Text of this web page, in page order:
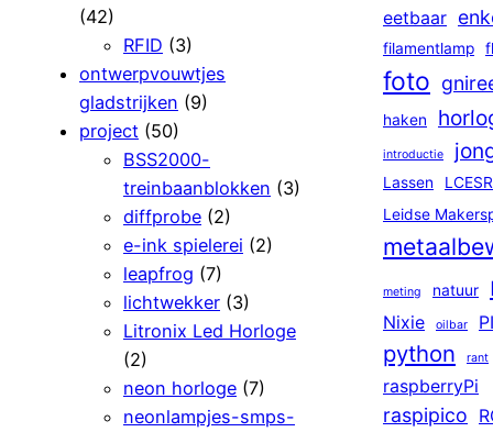
(42)
RFID (3)
ontwerpvouwtjes
gladstrijken (9)
project (50)
BSS2000-
treinbaanblokken (3)
diffprobe (2)
e-ink spielerei (2)
leapfrog (7)
lichtwekker (3)
Litronix Led Horloge
(2)
neon horloge (7)
neonlampjes-smps-
eetbaar
filamentlamp
foto
haken
introductie
Lassen
Leidse
meting natuur
Nixie oilbar
python rant
raspberryPi
raspipico